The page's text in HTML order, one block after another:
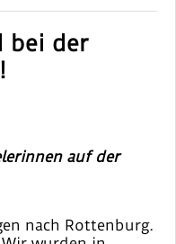
bei der
auf der
nach Rottenburg.